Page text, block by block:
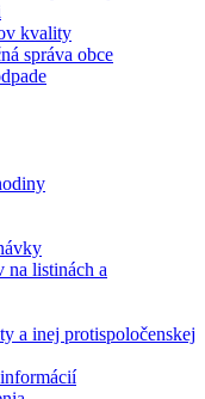
kvality
správa obce
na listinách a
a inej protispoločenskej